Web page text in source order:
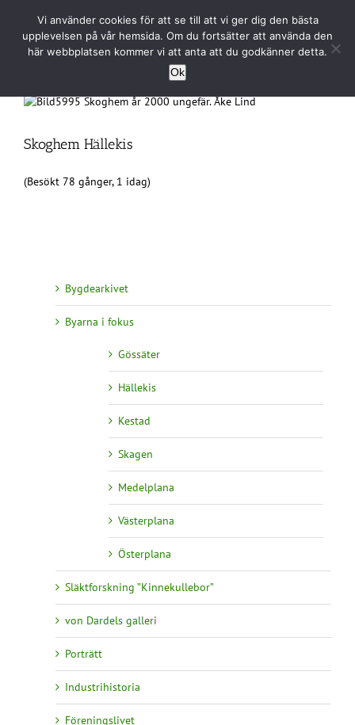
innehållet
Skoghem Hällekis
(Besökt 78 gånger, 1 idag)
Bygdearkivet
Byarna i fokus
Gössäter
Hällekis
Kestad
Skagen
Medelplana
Västerplana
Österplana
Släktforskning ”Kinnekullebor”
von Dardels galleri
Porträtt
Industrihistoria
Föreningslivet
Vi använder cookies för att se till att vi ger dig den bästa
upplevelsen på vår hemsida. Om du fortsätter att använda den
här webbplatsen kommer vi att anta att du godkänner detta.
Ok